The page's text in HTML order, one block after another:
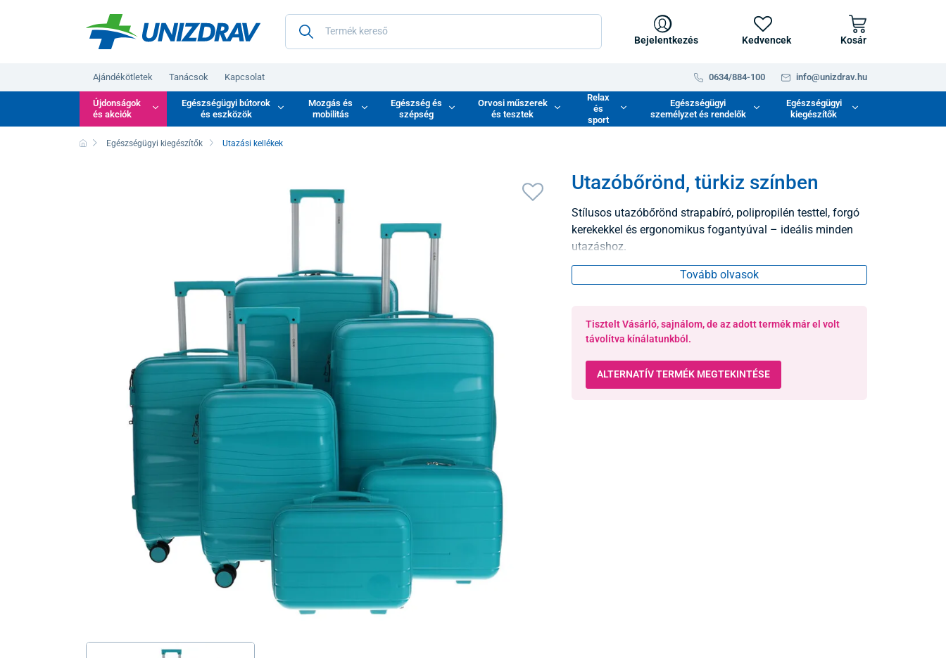
Bejelentkezés Kedvencek Kosár
Ajándékötletek Tanácsok Kapcsolat 0634/884-100 info@unizdrav.hu
Újdonságok
és akciók
Egészségügyi bútorok
és eszközök
Mozgás és
mobilitás
Egészség és
szépség
Orvosi műszerek
és tesztek
Relax
és
sport
Egészségügyi
személyzet és rendelők
Egészségügyi
kiegészítők
Egészségügyi kiegészítők Utazási kellékek
Utazóbőrönd, türkiz színben
Stílusos utazóbőrönd strapabíró, polipropilén testtel, forgó
kerekekkel és ergonomikus fogantyúval – ideális minden
utazáshoz.
Tovább olvasok
Tisztelt Vásárló, sajnálom, de az adott termék már el volt
távolítva kínálatunkból.
ALTERNATÍV TERMÉK MEGTEKINTÉSE